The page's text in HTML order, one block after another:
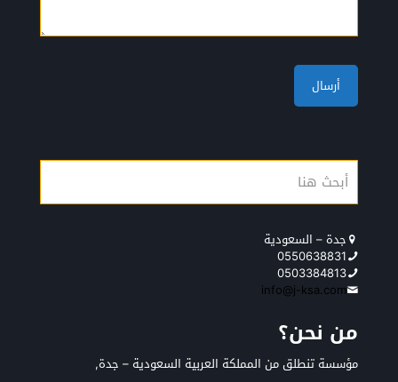
جدة – السعودية
0550638831
0503384813
info@j-ksa.com
من نحن؟
مؤسسة تنطلق من المملكة العربية السعودية – جدة,